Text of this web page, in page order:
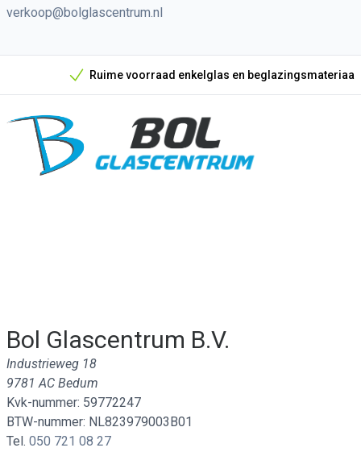
verkoop@bolglascentrum.nl
Onze unieke verkoopargumenten
Ruime voorraad enkelglas en beglazingsmateriaal
Bol Glascentrum B.V.
Industrieweg 18
9781 AC Bedum
Kvk-nummer: 59772247
BTW-nummer: NL823979003B01
Tel. 050 721 08 27